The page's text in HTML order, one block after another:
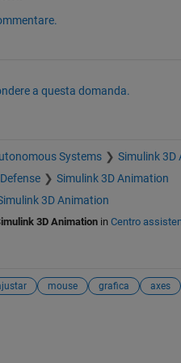
a questa domanda.
Systems
Simulink 3D
Simulink 3D Animation
3D Animation
3D Animationin Centro
mouse grafica axes